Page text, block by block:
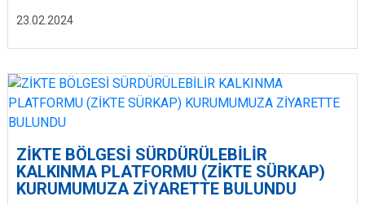
23.02.2024
ZİKTE BÖLGESİ SÜRDÜRÜLEBİLİR
KALKINMA PLATFORMU (ZİKTE SÜRKAP)
KURUMUMUZA ZİYARETTE BULUNDU